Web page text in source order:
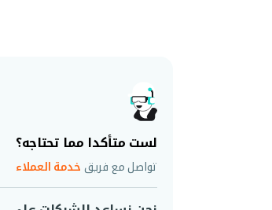
لست متأكدا مما تحتاجه؟
تواصل مع فريق خدمة العملاء